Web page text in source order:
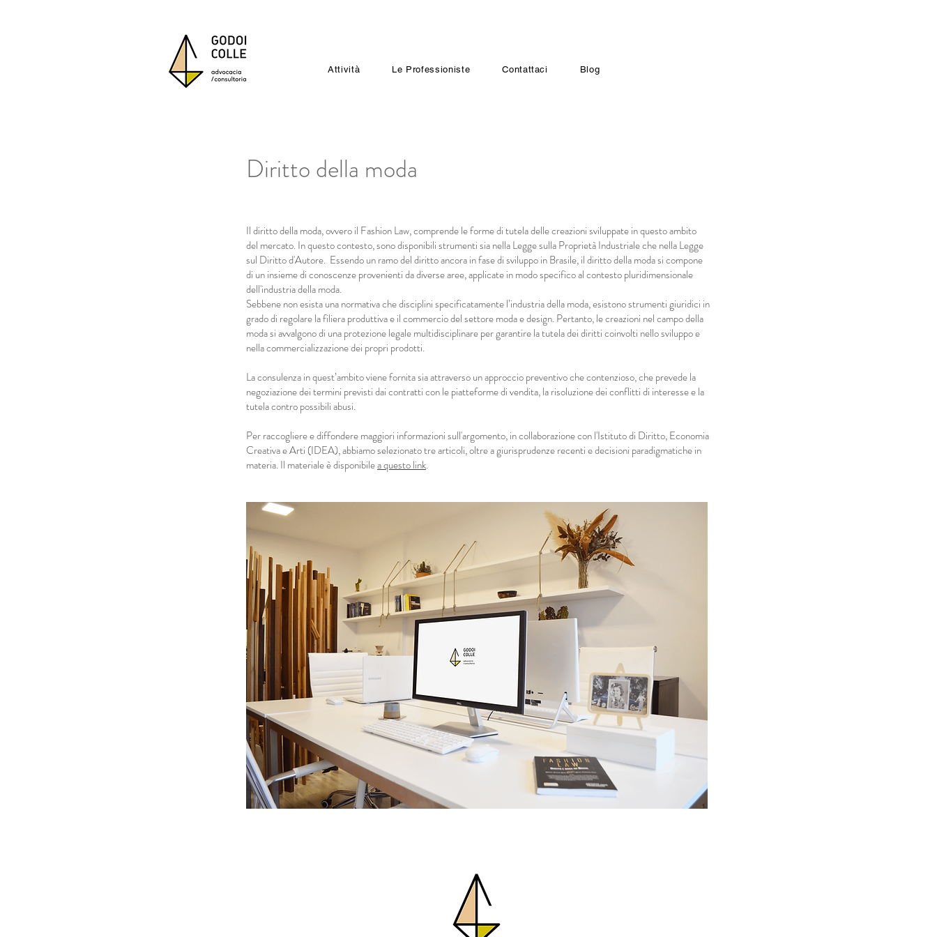
Attività Le Professioniste Contattaci Blog
Diritto della moda
Il diritto della moda, ovvero il Fashion Law, comprende le forme di tutela delle creazioni sviluppate in questo ambito
del mercato. In questo contesto, sono disponibili strumenti sia nella Legge sulla Proprietà Industriale che nella Legge
sul Diritto d'Autore. Essendo un ramo del diritto ancora in fase di sviluppo in Brasile, il diritto della moda si compone
di un insieme di conoscenze provenienti da diverse aree, applicate in modo specifico al contesto pluridimensionale
dell'industria della moda.
Sebbene non esista una normativa che disciplini specificatamente l’industria della moda, esistono strumenti giuridici in
grado di regolare la filiera produttiva e il commercio del settore moda e design. Pertanto, le creazioni nel campo della
moda si avvalgono di una protezione legale multidisciplinare per garantire la tutela dei diritti coinvolti nello sviluppo e
nella commercializzazione dei propri prodotti.
La consulenza in quest’ambito viene fornita sia attraverso un approccio preventivo che contenzioso, che prevede la
negoziazione dei termini previsti dai contratti con le piatteforme di vendita, la risoluzione dei conflitti di interesse e la
tutela contro possibili abusi.
Per raccogliere e diffondere maggiori informazioni sull'argomento, in collaborazione con l'Istituto di Diritto, Economia
Creativa e Arti (IDEA), abbiamo selezionato tre articoli, oltre a giurisprudenze recenti e decisioni paradigmatiche in
materia. Il materiale è disponibilea questo link.